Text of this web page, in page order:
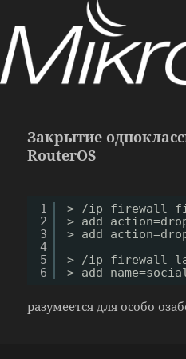
Закрытие
RouterOS
1
2
3
4
5
6
> /ip
firewall
> add
> add
> /ip
firewall
> add
разумеется для особо